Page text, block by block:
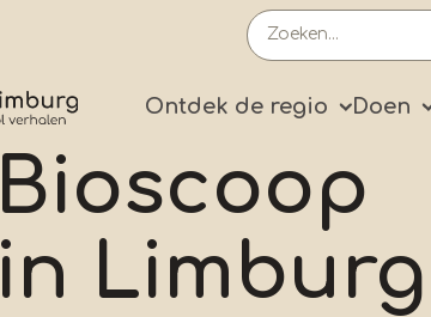
Primary
Ontdek de regio Doen
Bioscoop
in Limburg